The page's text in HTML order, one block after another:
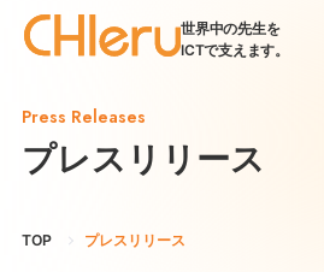
世界中の先生を
ICTで支えます。
Press Releases
プレスリリース
TOP プレスリリース